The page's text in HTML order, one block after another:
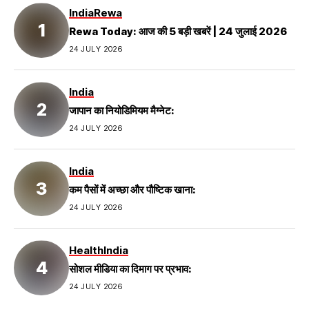
IndiaRewa
Rewa Today: आज की 5 बड़ी खबरें | 24 जुलाई 2026
24 JULY 2026
India
जापान का नियोडिमियम मैग्नेट:
24 JULY 2026
India
कम पैसों में अच्छा और पौष्टिक खाना:
24 JULY 2026
HealthIndia
सोशल मीडिया का दिमाग पर प्रभाव:
24 JULY 2026